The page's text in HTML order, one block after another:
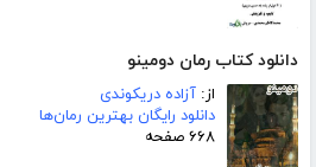
دانلود کتاب رمان دومینو
از: آزاده دریکوندی
دانلود رایگان بهترین رمان‌ها
۶۶۸ صفحه